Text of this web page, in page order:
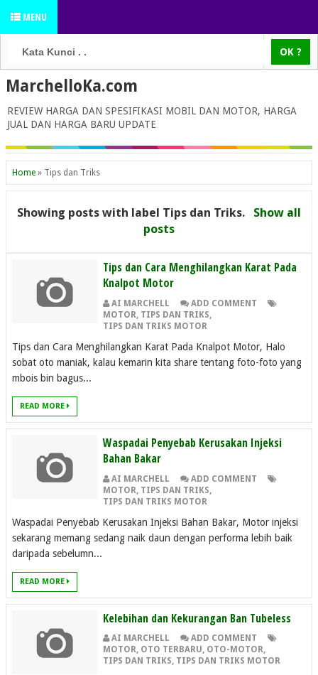
MENU
MarchelloKa.com
REVIEW HARGA DAN SPESIFIKASI MOBIL DAN MOTOR, HARGA
JUAL DAN HARGA BARU UPDATE
Home » Tips dan Triks
Showing posts with label Tips dan Triks.
Show all
posts
Tips dan Cara Menghilangkan Karat Pada
Knalpot Motor
AI MARCHELL
ADD COMMENT
MOTOR, TIPS DAN TRIKS,
TIPS DAN TRIKS MOTOR
Tips dan Cara Menghilangkan Karat Pada Knalpot Motor, Halo
sobat oto maniak, kalau kemarin kita share tentang foto-foto yang
mbois bin bagus...
READ MORE
Waspadai Penyebab Kerusakan Injeksi
Bahan Bakar
AI MARCHELL
ADD COMMENT
MOTOR TIPS DAN TRIKS
TIPS DAN TRIKS MOTOR
Waspadai Penyebab Kerusakan Injeksi Bahan Bakar, Motor injeksi
sekarang memang sedang naik daun dengan performa lebih baik
daripada sebelumn...
READ MORE
Kelebihan dan Kekurangan Ban Tubeless
AI MARCHELL
ADD COMMENT
MOTOR, OTO TERBARU, OTO-MOTOR,
TIPS DAN TRIKS, TIPS DAN TRIKS MOTOR